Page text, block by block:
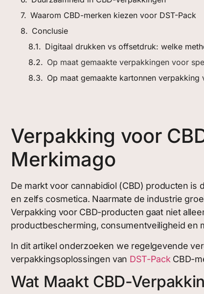
Waarom CBD-merken kiezen voor DST-Pack
Conclusie
Digitaal drukken vs offsetdruk: welke
Op maat gemaakte verpakkingen voor
Op maat gemaakte kartonnen
Verpakking voor
Merkimago
De markt voor cannabidiol (CBD) producten
en zelfs cosmetica. Naarmate de industrie
Verpakking voor CBD-producten gaat niet
productbescherming, consumentveiligheid en
In dit artikel onderzoeken we regelgevende
verpakkingsoplossingen van DST-Pack CBD-
Wat Maakt CBD-